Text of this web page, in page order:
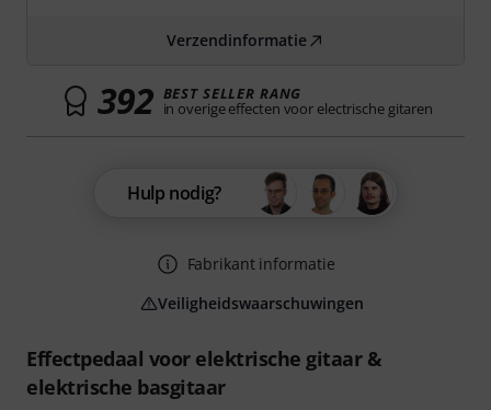
Effectpedaal voor elektrische gitaar &
elektrische basgitaar
Verzendinformatie
392 BEST SELLER RANG
in overige effecten voor electrische gitaren
Hulp nodig?
Fabrikant informatie
Veiligheidswaarschuwingen